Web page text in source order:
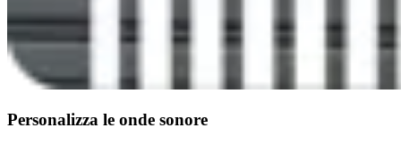
Personalizza le onde sonore